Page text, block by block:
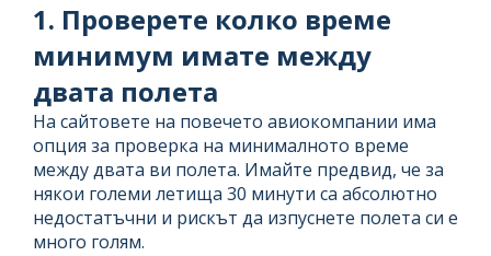
1. Проверете колко време
минимум имате между
двата полета
На сайтовете на повечето авиокомпании има
опция за проверка на минималното време
между двата ви полета. Имайте предвид, че за
някои големи летища 30 минути са абсолютно
недостатъчни и рискът да изпуснете полета си е
много голям.